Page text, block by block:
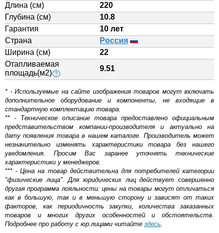
Длина (см)
220
Глубина (см)
10.8
Гарантия
10 лет
Страна
Россия
Ширина (см)
22
Отапливаемая
площадь(м2) ?
9.51
* - Используемые на сайте изображения товаров могут включать
дополнительное оборудование и компоненты, не входящие в
стандартную комплектацию товара.
** - Техническое описание товара предоставлено официальным
представительством компании-производителя и актуально на
дату появления товара в нашем каталоге. Производитель может
незначительно изменять характеристики товара без нашего
уведомления. Просим Вас заранее уточнять технические
характеристики у менеджеров.
*** - Цена на товар действительна для потребителей категории
"физические лица". Для юридических лиц действует совершенно
другая программа лояльности: цены на товары могут отличаться
как в большую, так и в меньшую сторону и зависят от таких
факторов, как периодичность закупки, количества заказанных
товаров и многих других особенностей и обстоятельств.
Подробнее про работу с юр.лицами читайте здесь.